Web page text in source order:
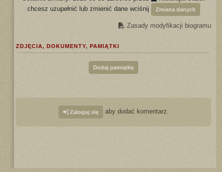
chcesz uzupełnić lub zmienić dane wciśnij
Zmiana danych
Zasady modyfikacji biogramu
ZDJĘCIA, DOKUMENTY, PAMIĄTKI
Dodaj pamiątkę
Zaloguj się aby dodać komentarz.